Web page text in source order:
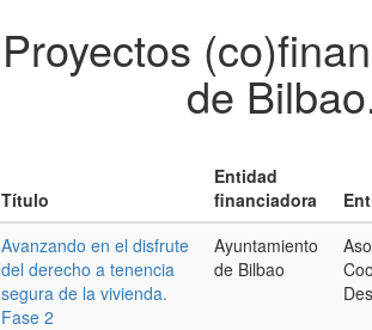
Proyectos
de
Título
Entidad
financiadora
Avanzando en el disfrute
del derecho a tenencia
segura de la vivienda.
Fase 2
Ayuntamiento
de Bilbao